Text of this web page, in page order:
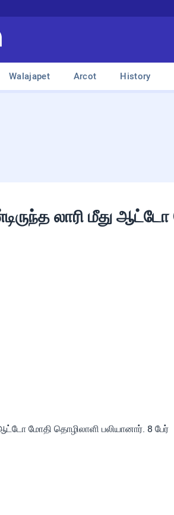
Walajapet Arcot History
லாரி மீது ஆட்டோ
மோதி தொழிலாளி பலியானார். 8 பேர்